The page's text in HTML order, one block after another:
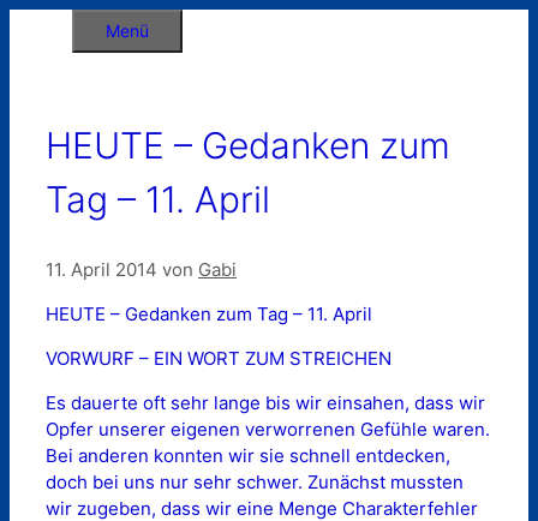
Menü
HEUTE – Gedanken zum
Tag – 11. April
11. April 2014 von Gabi
HEUTE – Gedanken zum Tag – 11. April
VORWURF – EIN WORT ZUM STREICHEN
Es dauerte oft sehr lange bis wir einsahen, dass wir
Opfer unserer eigenen verworrenen Gefühle waren.
Bei anderen konnten wir sie schnell entdecken,
doch bei uns nur sehr schwer. Zunächst mussten
wir zugeben, dass wir eine Menge Charakterfehler